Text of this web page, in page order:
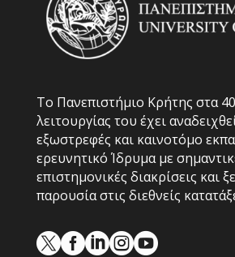
Το Πανεπιστήμιο Κρήτης στα
λειτουργίας του έχει
εξωστρεφές και καινοτόμο
ερευνητικό Ίδρυμα με
επιστημονικές διακρίσεις και
παρουσία στις διεθνείς
